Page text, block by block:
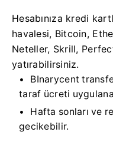
Hesabınıza kredi
havalesi, Bitcoin,
Neteller, Skrill,
yatırabilirsiniz.
BInarycent
taraf ücreti
Hafta sonları ve
gecikebilir.